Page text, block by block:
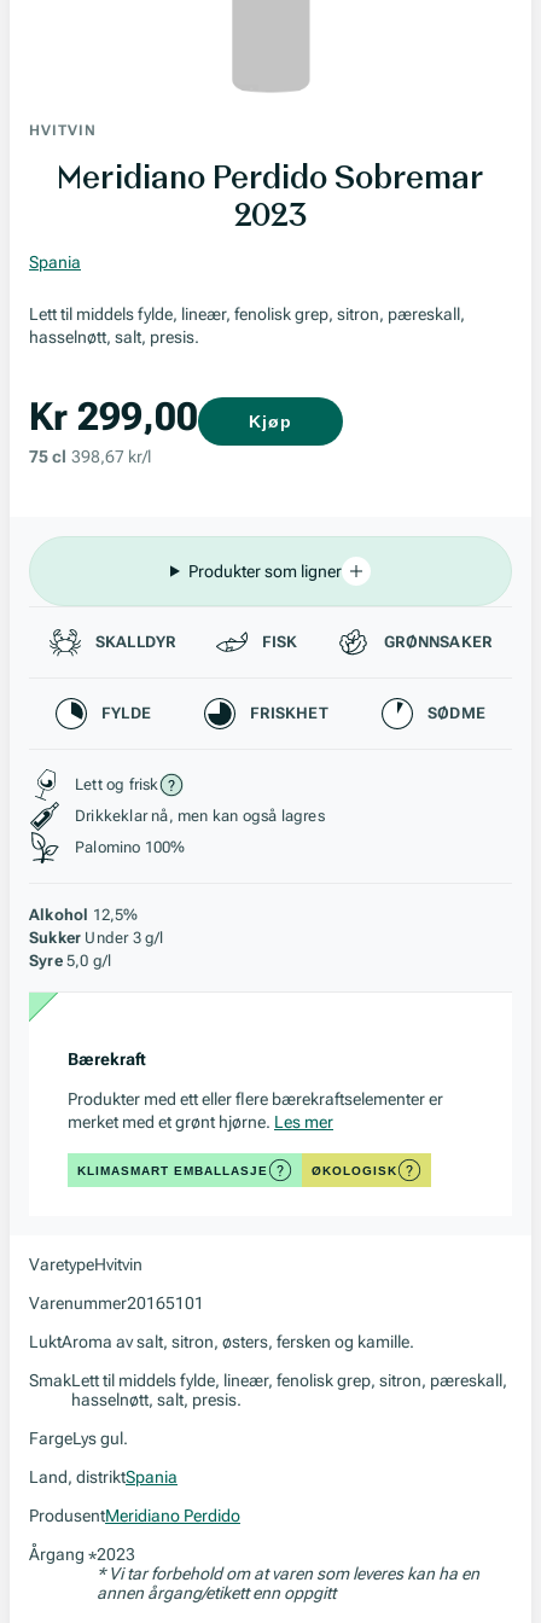
HVITVIN
Meridiano Perdido Sobremar
2023
Spania
Lett til middels fylde, lineær, fenolisk grep, sitron, pæreskall,
hasselnøtt, salt, presis.
Kr 299,00
75 cl 398,67 kr/l
Kjøp
Produkter som ligner
Passer til
SKALLDYR FISK GRØNNSAKER
Karakteristikk
FYLDE FRISKHET SØDME
Stil, lagring og råstoff
Lett og frisk
Drikkeklar nå, men kan også lagres
Palomino 100%
Alkohol 12,5%
Sukker Under 3 g/l
Syre 5,0 g/l
Bærekraft
Produkter med ett eller flere bærekraftselementer er
merket med et grønt hjørne. Les mer
KLIMASMART EMBALLASJE ØKOLOGISK
VaretypeHvitvin
Varenummer20165101
LuktAroma av salt, sitron, østers, fersken og kamille.
SmakLett til middels fylde, lineær, fenolisk grep, sitron, pæreskall,
hasselnøtt, salt, presis.
FargeLys gul.
Land, distriktSpania
ProdusentMeridiano Perdido
Årgang *2023
* Vi tar forbehold om at varen som leveres kan ha en
annen årgang/etikett enn oppgitt